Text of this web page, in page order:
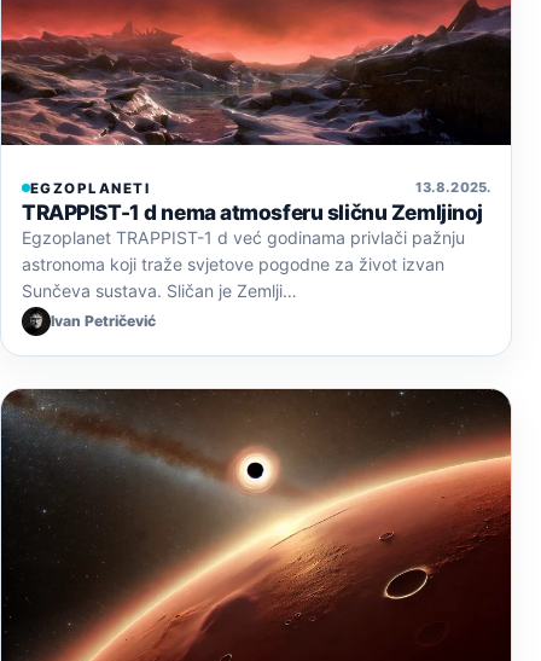
EGZOPLANETI 13. 8. 2025.
TRAPPIST-1 d nema atmosferu sličnu Zemljinoj
Egzoplanet TRAPPIST-1 d već godinama privlači pažnju
astronoma koji traže svjetove pogodne za život izvan
Sunčeva sustava. Sličan je Zemlji…
Ivan Petričević